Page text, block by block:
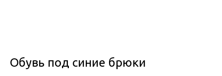
Обувь под синие брюки